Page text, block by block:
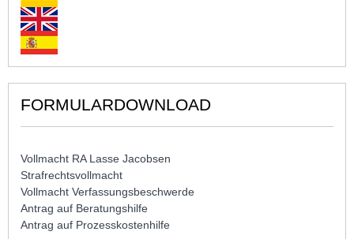
FORMULARDOWNLOAD
Vollmacht RA Lasse Jacobsen
Strafrechtsvollmacht
Vollmacht Verfassungsbeschwerde
Antrag auf Beratungshilfe
Antrag auf Prozesskostenhilfe